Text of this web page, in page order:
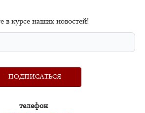
в курсе наших новостей!
ПОДПИСАТЬСЯ
телефон